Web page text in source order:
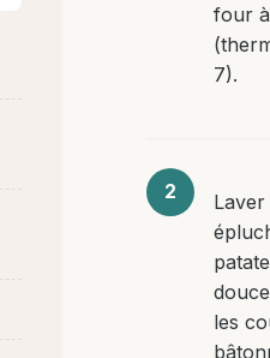
four
7).
Laver
les